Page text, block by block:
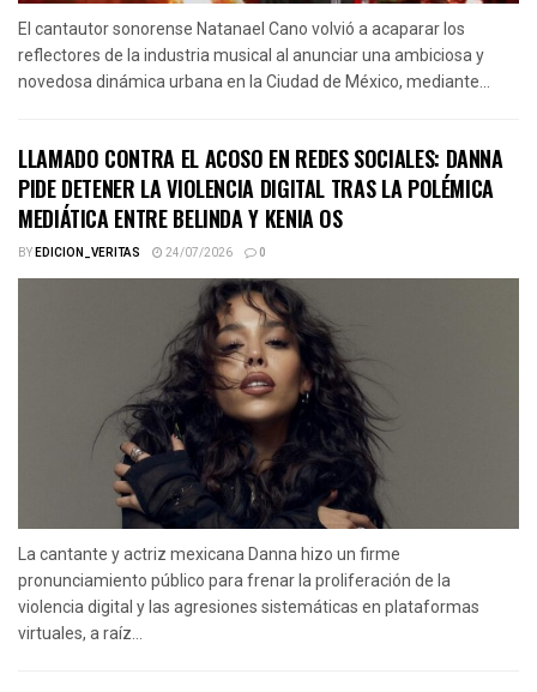
El cantautor sonorense Natanael Cano volvió a acaparar los
reflectores de la industria musical al anunciar una ambiciosa y
novedosa dinámica urbana en la Ciudad de México, mediante...
LLAMADO CONTRA EL ACOSO EN REDES SOCIALES: DANNA
PIDE DETENER LA VIOLENCIA DIGITAL TRAS LA POLÉMICA
MEDIÁTICA ENTRE BELINDA Y KENIA OS
BYEDICION_VERITAS 24/07/2026 0
La cantante y actriz mexicana Danna hizo un firme
pronunciamiento público para frenar la proliferación de la
violencia digital y las agresiones sistemáticas en plataformas
virtuales, a raíz...